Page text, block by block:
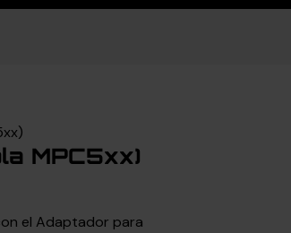
MPC5xx)
el Adaptador para